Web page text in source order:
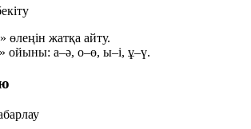
өлеңін жатқа айту.
ойыны: а–ә, о–ө, ы–і, ұ–ү.